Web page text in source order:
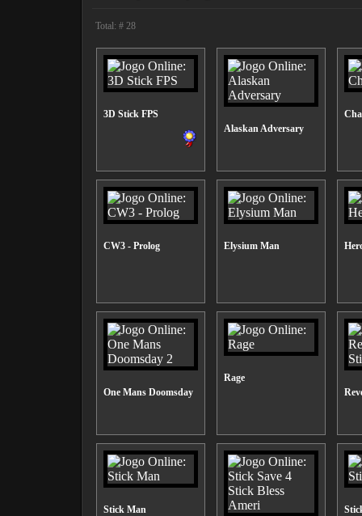
Total: # 28
3D Stick FPS
Alaskan Adversary
CW3 - Prolog Elysium Man
One Mans Doomsday
Rage
Stick Man